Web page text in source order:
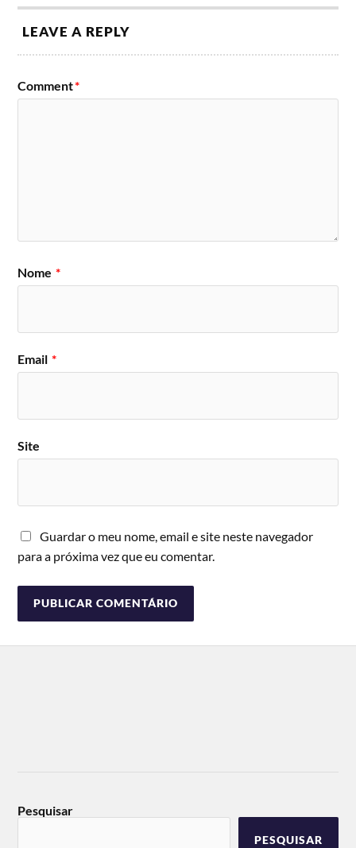
LEAVE A REPLY
Comment*
Nome *
Email *
Site
Guardar o meu nome, email e site neste navegador
para a próxima vez que eu comentar.
Pesquisar
PESQUISAR